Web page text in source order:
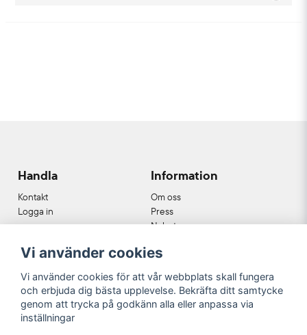
Gunilla
1 år siden
Underbara!
Handla
Kontakt
Logga in
Information
Om oss
Press
Nyheter
Cookies
Köpvillkor
Våra partners
Vi använder cookies
Vi använder cookies för att vår webbplats skall fungera
och erbjuda dig bästa upplevelse. Bekräfta ditt samtycke
genom att trycka på godkänn alla eller anpassa via
inställningar